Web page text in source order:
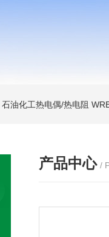
石油化工热电偶/热电阻
产品中心 /